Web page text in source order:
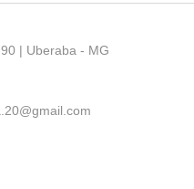
| Uberaba - MG